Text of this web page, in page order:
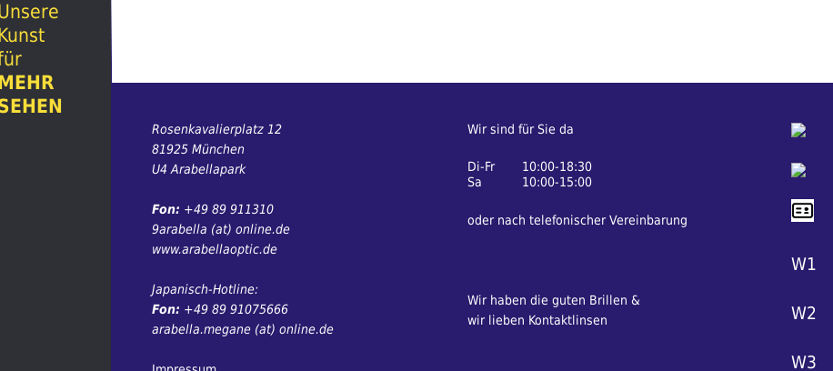
Rosenkavalierplatz 12
81925 München
U4 Arabellapark
Fon: +49 89 911310
9arabella (at) online.de
www.arabellaoptic.de
Japanisch-Hotline:
Fon: +49 89 91075666
arabella.megane (at) online.de
Wir sind für Sie da
Di-Fr
10:00-18:30
Sa
10:00-15:00
oder nach telefonischer Vereinbarung
Wir haben die guten Brillen &
wir lieben Kontaktlinsen
W1
W2
W3